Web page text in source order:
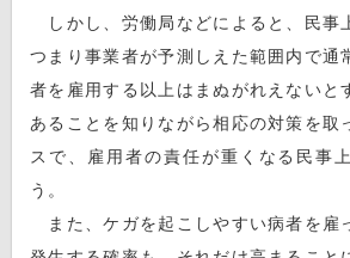
しかし、労働局などによると、民事
つまり事業者が予測しえた範囲内で通
者を雇用する以上はまぬがれえないと
あることを知りながら相応の対策を取
スで、雇用者の責任が重くなる民事
う。
また、ケガを起こしやすい病者を雇